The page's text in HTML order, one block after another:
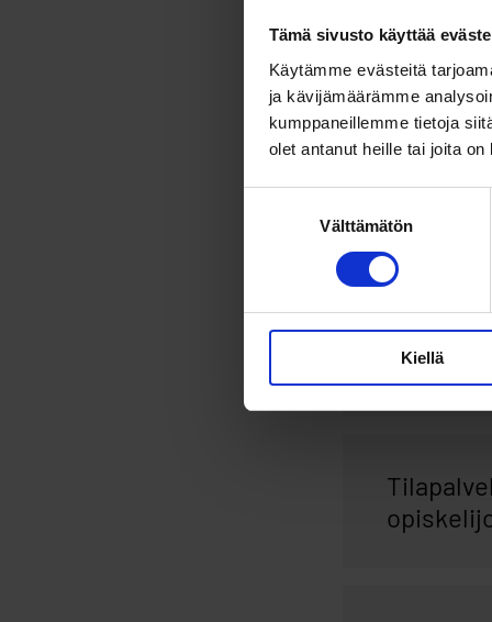
Tämä sivusto käyttää
Käytämme evästeitä
ja kävijämäärämme
kumppaneillemme tietoja
olet antanut heille tai joita
Välttämätön
Kiellä
Tutustu
vuotiaana